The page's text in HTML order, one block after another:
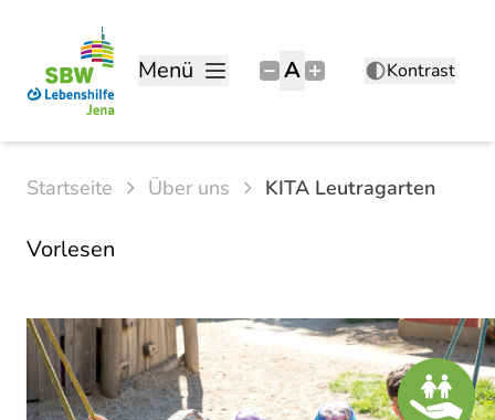
Menü A Kontrast
Startseite Über uns KITA Leutragarten
Vorlesen